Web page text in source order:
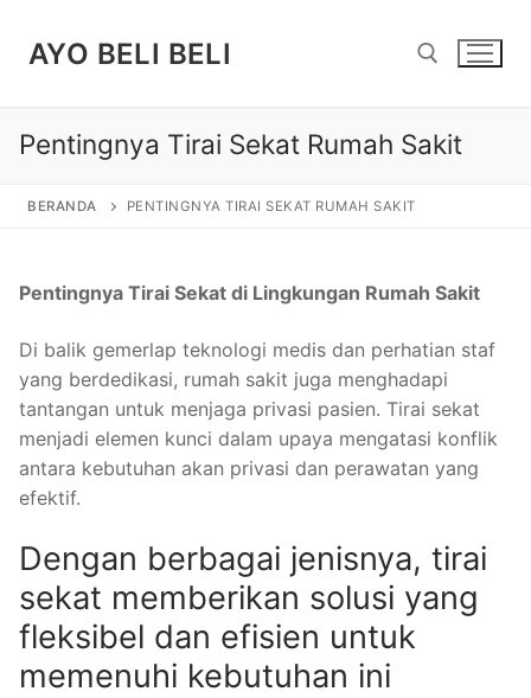
AYO BELI BELI
Cari:
Pentingnya Tirai Sekat Rumah Sakit
BERANDA PENTINGNYA TIRAI SEKAT RUMAH SAKIT
Pentingnya Tirai Sekat di Lingkungan Rumah Sakit
Di balik gemerlap teknologi medis dan perhatian staf
yang berdedikasi, rumah sakit juga menghadapi
tantangan untuk menjaga privasi pasien. Tirai sekat
menjadi elemen kunci dalam upaya mengatasi konflik
antara kebutuhan akan privasi dan perawatan yang
efektif.
Dengan berbagai jenisnya, tirai
sekat memberikan solusi yang
fleksibel dan efisien untuk
memenuhi kebutuhan ini